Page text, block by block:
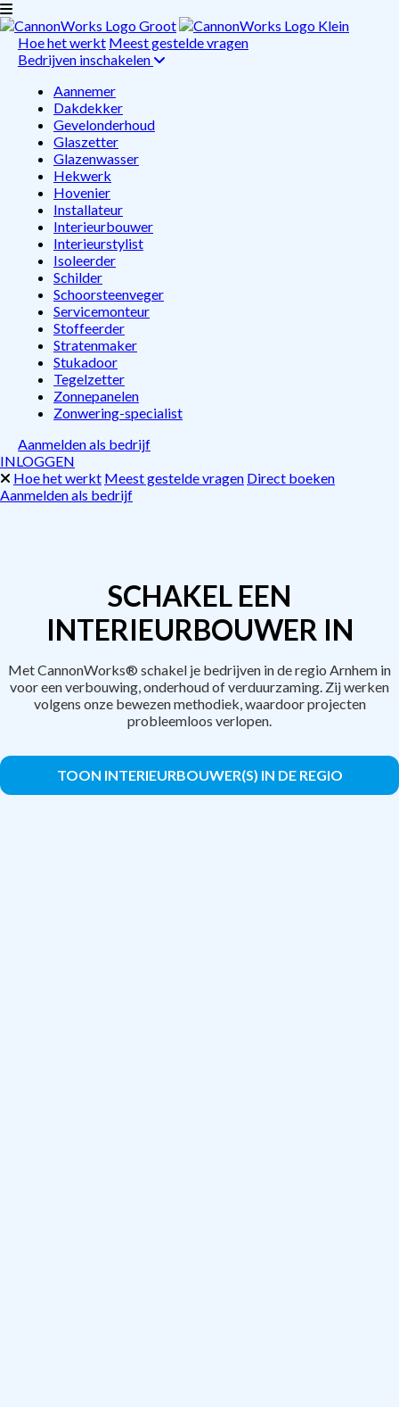
Hoe het werkt Meest gestelde vragen
Bedrijven inschakelen
Aannemer
Dakdekker
Gevelonderhoud
Glaszetter
Glazenwasser
Hekwerk
Hovenier
Installateur
Interieurbouwer
Interieurstylist
Isoleerder
Schilder
Schoorsteenveger
Servicemonteur
Stoffeerder
Stratenmaker
Stukadoor
Tegelzetter
Zonnepanelen
Zonwering-specialist
Aanmelden als bedrijf
INLOGGEN
Hoe het werkt Meest gestelde vragen Direct boeken
Aanmelden als bedrijf
SCHAKEL EEN
INTERIEURBOUWER IN
Met CannonWorks® schakel je bedrijven in de regio Arnhem in
voor een verbouwing, onderhoud of verduurzaming. Zij werken
volgens onze bewezen methodiek, waardoor projecten
probleemloos verlopen.
TOON INTERIEURBOUWER(S) IN DE REGIO